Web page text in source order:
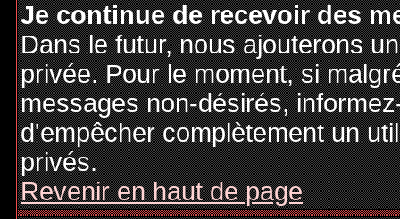
Je continue de recevoir des
Dans le futur, nous ajouterons
privée. Pour le moment, si
messages non-désirés,
d'empêcher complètement un
privés.
Revenir en haut de page